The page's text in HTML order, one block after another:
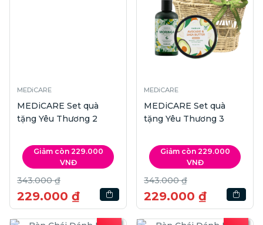
MEDiCARE
MEDiCARE Set quà
tặng Yêu Thương 2
Giảm còn 229.000
VNĐ
343.000 ₫
229.000 ₫
MEDiCARE
MEDiCARE Set quà
tặng Yêu Thương 3
Giảm còn 229.000
VNĐ
343.000 ₫
229.000 ₫